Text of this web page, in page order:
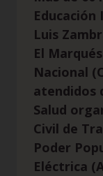
Educación
Luis
El
Nacional
atendidos
Salud
Civil de
Poder
Eléctrica